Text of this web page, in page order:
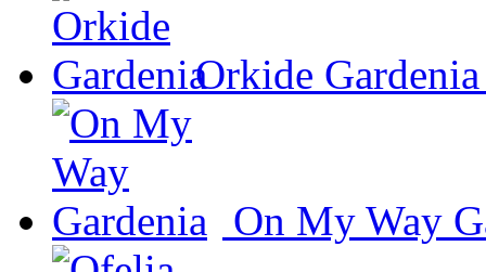
Orkide Gardenia
On My Way